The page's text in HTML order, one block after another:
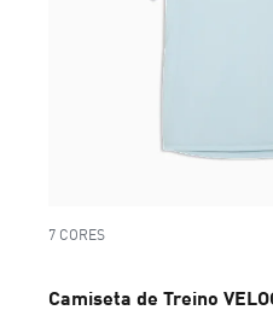
7 CORES
Camiseta de Treino